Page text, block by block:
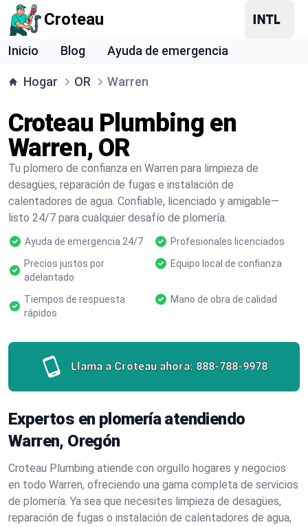
Croteau
Inicio Blog Ayuda de emergencia
Hogar OR Warren
Croteau Plumbing en
Warren, OR
Tu plomero de confianza en Warren para limpieza de
desagües, reparación de fugas e instalación de
calentadores de agua. Confiable, licenciado y amigable—
listo 24/7 para cualquier desafío de plomería.
Ayuda de emergencia 24/7
Profesionales licenciados
Precios justos por
adelantado
Equipo local de confianza
Tiempos de respuesta
rápidos
Mano de obra de calidad
Llama a Croteau ahora: 888-788-9978
Expertos en plomería atendiendo
Warren, Oregón
Croteau Plumbing atiende con orgullo hogares y negocios
en todo Warren, ofreciendo una gama completa de servicios
de plomería. Ya sea que necesites limpieza de desagües,
reparación de fugas o instalación de calentadores de agua,